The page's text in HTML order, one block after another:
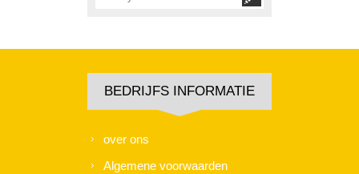
BEDRIJFS INFORMATIE
over ons
Algemene voorwaarden